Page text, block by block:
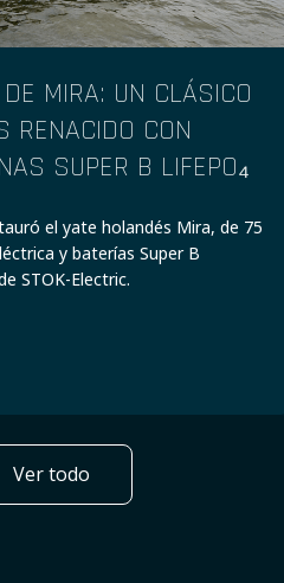
MIRA: UN CLÁSICO
RENACIDO CON
SUPER B LIFEPO₄
el yate holandés Mira, de 75
y baterías Super B
STOK-Electric.
Ver todo